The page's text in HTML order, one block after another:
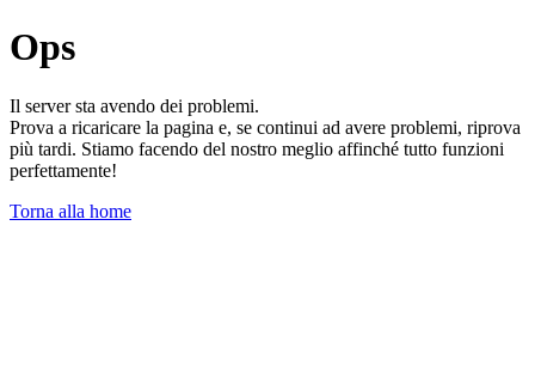
Ops
Il server sta avendo dei problemi.
Prova a ricaricare la pagina e, se continui ad avere problemi, riprova
più tardi. Stiamo facendo del nostro meglio affinché tutto funzioni
perfettamente!
Torna alla home